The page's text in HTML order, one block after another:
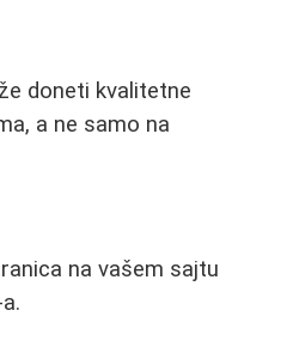
doneti kvalitetne
a ne samo na
na vašem sajtu